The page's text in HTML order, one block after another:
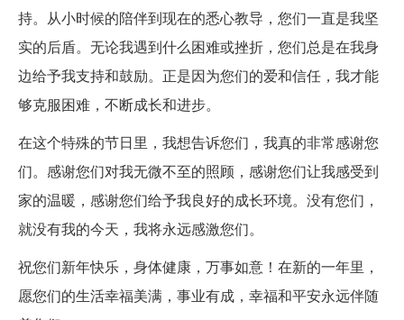
持。从小时候的陪伴到现在的悉心教导，您们一直是我坚
实的后盾。无论我遇到什么困难或挫折，您们总是在我身
边给予我支持和鼓励。正是因为您们的爱和信任，我才能
够克服困难，不断成长和进步。
在这个特殊的节日里，我想告诉您们，我真的非常感谢您
们。感谢您们对我无微不至的照顾，感谢您们让我感受到
家的温暖，感谢您们给予我良好的成长环境。没有您们，
就没有我的今天，我将永远感激您们。
祝您们新年快乐，身体健康，万事如意！在新的一年里，
愿您们的生活幸福美满，事业有成，幸福和平安永远伴随